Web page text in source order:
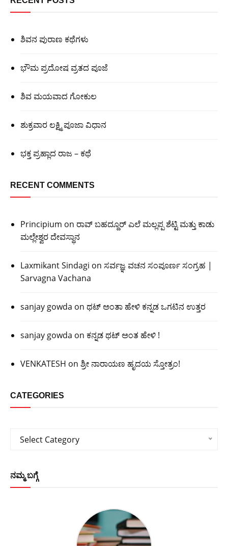
ಶಿವನ ಪುರಾಣ ಕಥೆಗಳು
ಭೌಮ ಪ್ರದೋಷ ವ್ರತದ ಪೂಜೆ
ಶಿವ ಮಯವಾದ ಗೋಕುಲ
ಶುಕ್ರವಾರ ಲಕ್ಷ್ಮಿ ಪೂಜಾ ವಿಧಾನ
ಭಕ್ತ ಪ್ರಹ್ಲಾದ ರಾಜ – ಕಥೆ
RECENT COMMENTS
Principium on ರಾವ್ ಬಹದ್ದೂರ್ ಎಲೆ ಮಲ್ಲಪ್ಪ ಶೆಟ್ಟಿ ಮತ್ತು ಕಾಡು
ಮಲ್ಲೇಶ್ವರ ದೇವಸ್ಥಾನ
Laxmikant Sindagi on ಸರ್ವಜ್ಞ ವಚನ ಸಂಪೂರ್ಣ ಸಂಗ್ರಹ |
Sarvagna Vachana
sanjay gowda on ಥಟ್ ಅಂತಾ ಹೇಳಿ ಕನ್ನಡ ಒಗಟಿನ ಉತ್ತರ
sanjay gowda on ಕನ್ನಡ ಥಟ್ ಅಂತ ಹೇಳಿ !
VENKATESH on ಶ್ರೀ ನಾರಾಯಣ ಹೃದಯ ಸ್ತೋತ್ರಂ!
CATEGORIES
Categories
Select Category
ನಮ್ಮ ಬಗ್ಗೆ